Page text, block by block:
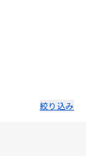
絞り込み